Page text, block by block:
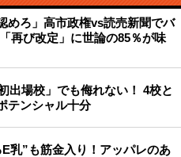
めろ」高市政権vs読売新聞でバ
再び改定」に世論の85％が味
出場校」でも侮れない！ 4校と
テンシャル十分
乳”も筋金入り！アッパレのあ